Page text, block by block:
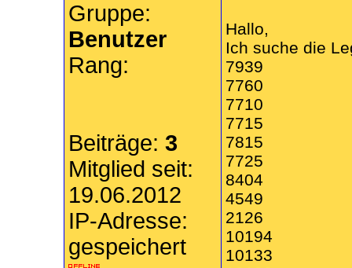
Gruppe:
Benutzer
Rang:
Beiträge: 3
Mitglied seit:
19.06.2012
IP-Adresse:
gespeichert
Hallo,
Ich suche die
7939
7760
7710
7715
7815
7725
8404
4549
2126
10194
10133